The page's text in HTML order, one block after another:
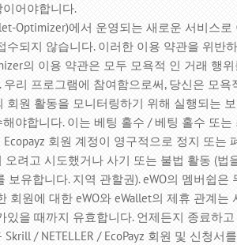
어야합니다.
Optimizer)에서 운영되는 새로운 서비스
수되지 않습니다. 이러한 이용 약관을 위반
의 이용 약관은 모두 모욕적 인 거래
우리 프로그램에 참여함으로써, 당신은 모
회원 활동을 모니터링하기 위해 실행되는
야합니다. 이는 베팅 홀수 / 베팅 홀수 또
Ecopayz 회원 계정이 영구적으로 정지 또는
려고 시도했거나 사기 또는 불법 활동 (
보유합니다. 지역 관할권). eWO의 멤버쉽은
회원에 대한 eWO와 eWallet의 제휴 관계는
있을 때까지 유효합니다. 언제든지 종료하
/ NETELLER / EcoPayz 회원 및 신청